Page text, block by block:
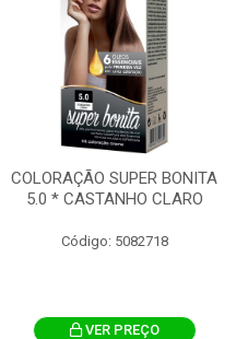
COLORAÇÃO SUPER BONITA
5.0 * CASTANHO CLARO
Código: 5082718
VER PREÇO